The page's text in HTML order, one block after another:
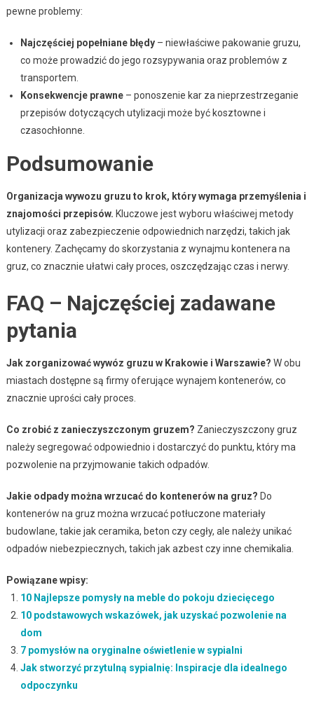
pewne problemy:
Najczęściej popełniane błędy– niewłaściwe pakowanie gruzu,
co może prowadzić do jego rozsypywania oraz problemów z
transportem.
Konsekwencje prawne– ponoszenie kar za nieprzestrzeganie
przepisów dotyczących utylizacji może być kosztowne i
czasochłonne.
Podsumowanie
Organizacja wywozu gruzu to krok, który wymaga przemyślenia i
znajomości przepisów. Kluczowe jest wyboru właściwej metody
utylizacji oraz zabezpieczenie odpowiednich narzędzi, takich jak
kontenery. Zachęcamy do skorzystania z wynajmu kontenera na
gruz, co znacznie ułatwi cały proces, oszczędzając czas i nerwy.
FAQ – Najczęściej zadawane
pytania
Jak zorganizować wywóz gruzu w Krakowie i Warszawie? W obu
miastach dostępne są firmy oferujące wynajem kontenerów, co
znacznie uprości cały proces.
Co zrobić z zanieczyszczonym gruzem? Zanieczyszczony gruz
należy segregować odpowiednio i dostarczyć do punktu, który ma
pozwolenie na przyjmowanie takich odpadów.
Jakie odpady można wrzucać do kontenerów na gruz? Do
kontenerów na gruz można wrzucać potłuczone materiały
budowlane, takie jak ceramika, beton czy cegły, ale należy unikać
odpadów niebezpiecznych, takich jak azbest czy inne chemikalia.
Powiązane wpisy:
10 Najlepsze pomysły na meble do pokoju dziecięcego
10 podstawowych wskazówek, jak uzyskać pozwolenie na
dom
7 pomysłów na oryginalne oświetlenie w sypialni
Jak stworzyć przytulną sypialnię: Inspiracje dla idealnego
odpoczynku